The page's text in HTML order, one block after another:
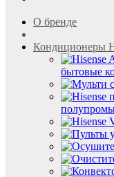
О бренде
Кондиционеры
бытовые